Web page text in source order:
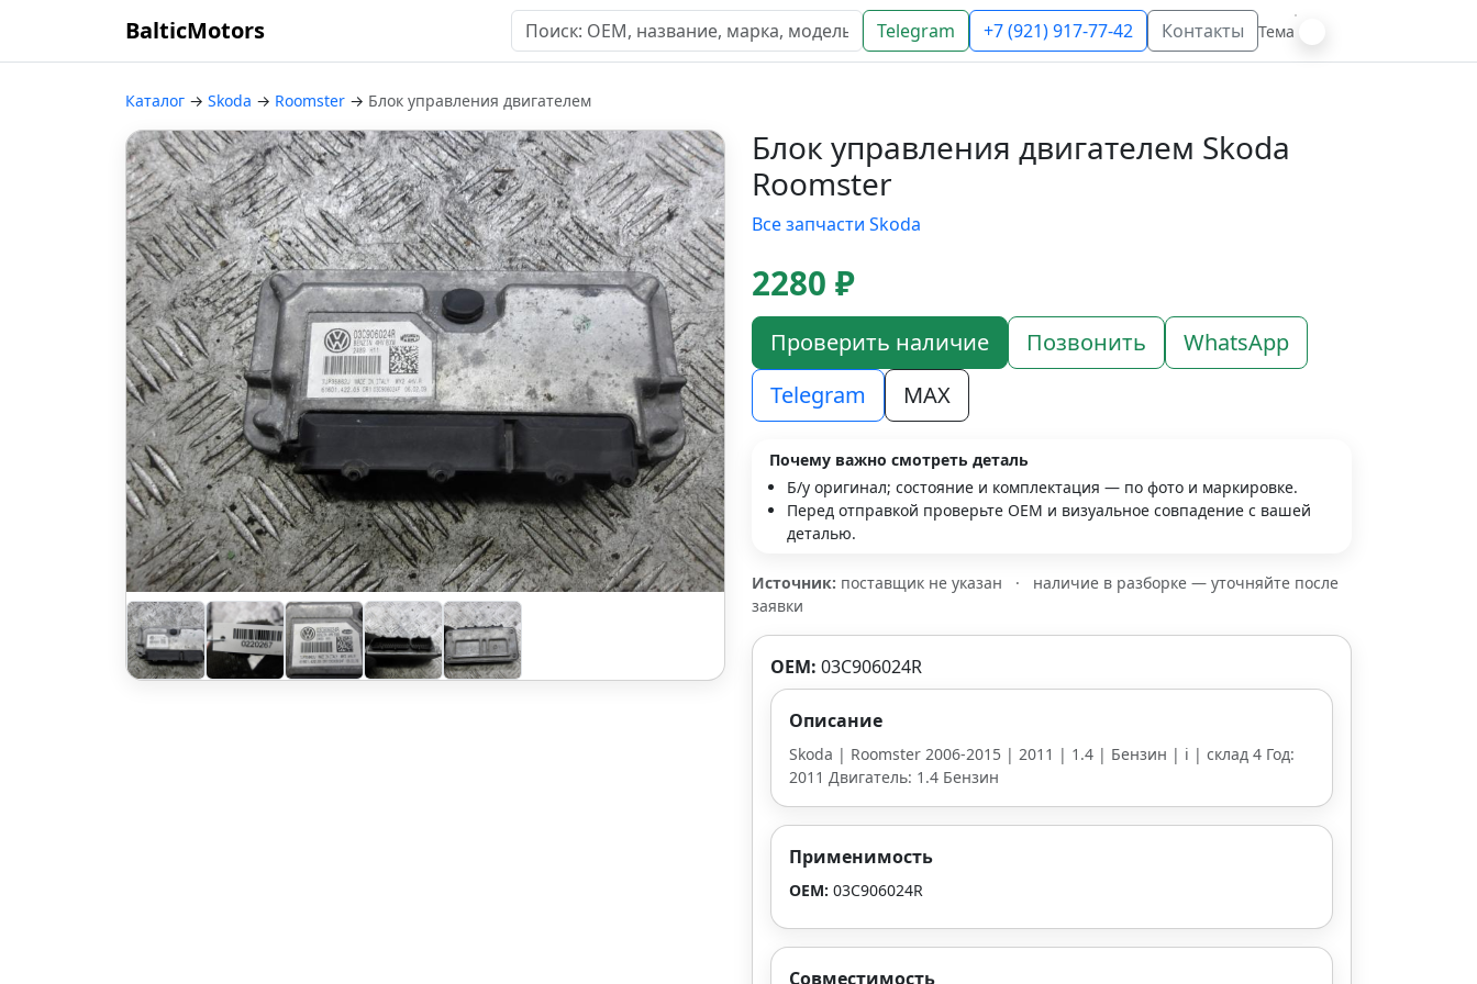
BalticMotors Telegram +7 (921) 917-77-42 Контакты Тема
Каталог → Skoda → Roomster → Блок управления двигателем
Блок управления двигателем Skoda
Roomster
Все запчасти Skoda
2280 ₽
Проверить наличие Позвонить
WhatsApp
Telegram
MAX
Почему важно смотреть деталь
Б/у оригинал; состояние и комплектация — по фото и маркировке.
Перед отправкой проверьте OEM и визуальное совпадение с вашей
деталью.
Источник: поставщик не указан ·
наличие в разборке — уточняйте после
заявки
OEM: 03С906024R
Описание
Skoda | Roomster 2006-2015 | 2011 | 1.4 | Бензин | i | склад 4 Год:
2011 Двигатель: 1.4 Бензин
Применимость
OEM: 03С906024R
Совместимость